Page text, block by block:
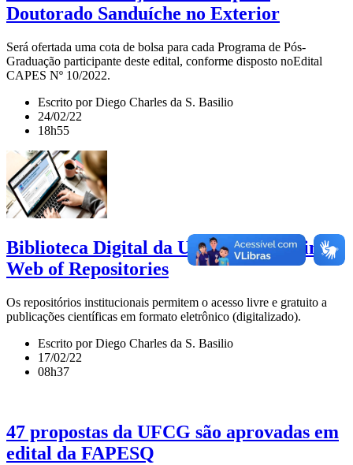
Doutorado Sanduíche no Exterior
Será ofertada uma cota de bolsa para cada Programa de Pós-
Graduação participante deste edital, conforme disposto noEdital
CAPES Nº 10/2022.
Escrito por Diego Charles da S. Basilio
24/02/22
18h55
Biblioteca Digital da UFCG no Ranking
Web of Repositories
Os repositórios institucionais permitem o acesso livre e gratuito a
publicações científicas em formato eletrônico (digitalizado).
Escrito por Diego Charles da S. Basilio
17/02/22
08h37
47 propostas da UFCG são aprovadas em
edital da FAPESQ